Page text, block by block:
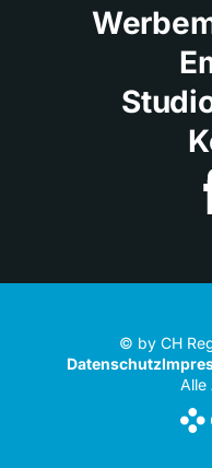
© by CH
Datenschutz
Alle